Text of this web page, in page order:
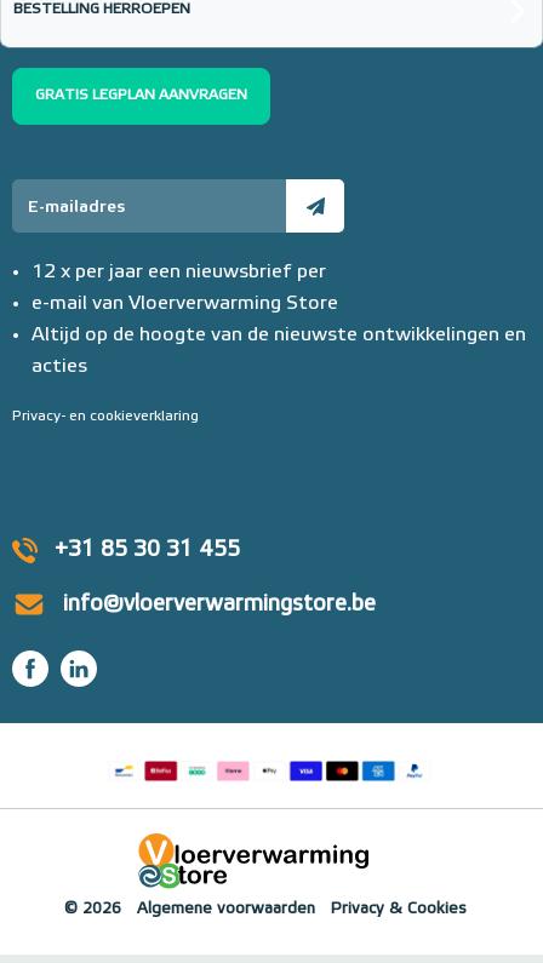
+31 85 30 31 455
info@vloerverwarmingstore.be
BESTELLING HERROEPEN
GRATIS LEGPLAN AANVRAGEN
12 x per jaar een nieuwsbrief per
e-mail van Vloerverwarming Store
Altijd op de hoogte van de nieuwste ontwikkelingen en
acties
Privacy- en cookieverklaring
© 2026 Algemene voorwaarden Privacy & Cookies